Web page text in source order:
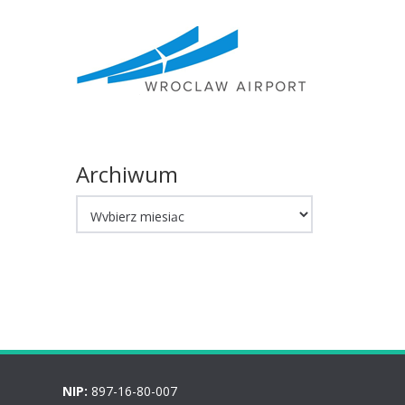
Archiwum
NIP: 897-16-80-007